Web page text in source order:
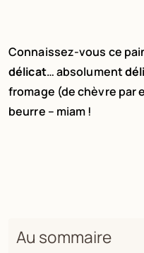
Connaissez-vous ce
délicat… absolument
fromage (de chèvre par
beurre – miam !
Au sommaire